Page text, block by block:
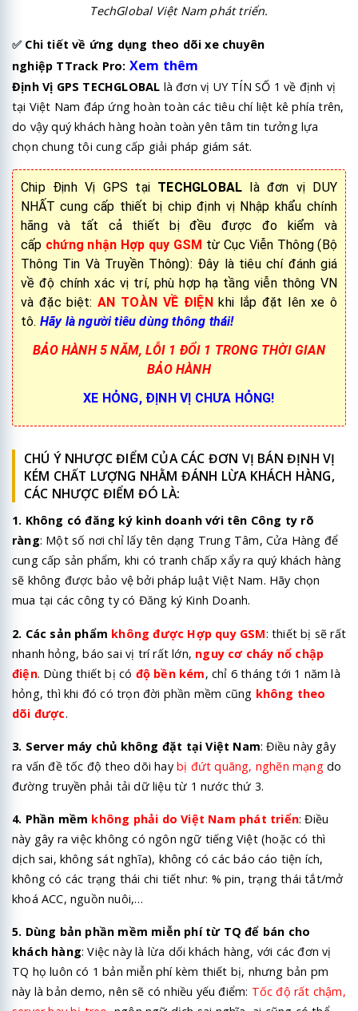
TechGlobal Việt Nam phát triển.
✅ Chi tiết về ứng dụng theo dõi xe chuyên
nghiệp TTrack Pro: Xem thêm
Định Vị GPS TECHGLOBAL là đơn vị UY TÍN SỐ 1 về định vị
tại Việt Nam đáp ứng hoàn toàn các tiêu chí liệt kê phía trên,
do vậy quý khách hàng hoàn toàn yên tâm tin tưởng lựa
chọn chung tôi cung cấp giải pháp giám sát.
Chip Định Vị GPS tại TECHGLOBAL là đơn vị DUY
NHẤT cung cấp thiết bị chip định vị Nhập khẩu chính
hãng và tất cả thiết bị đều được đo kiểm và
cấp chứng nhận Hợp quy GSM từ Cục Viễn Thông (Bộ
Thông Tin Và Truyền Thông): Đây là tiêu chí đánh giá
về độ chính xác vị trí, phù hợp hạ tầng viễn thông VN
và đặc biệt:AN TOÀN VỀ ĐIỆNkhi lắp đặt lên xe ô
tô. Hãy là người tiêu dùng thông thái!
BẢO HÀNH 5 NĂM, LỖI 1 ĐỔI 1 TRONG THỜI GIAN
BẢO HÀNH
XE HỎNG, ĐỊNH VỊ CHƯA HỎNG!
CHÚ Ý NHƯỢC ĐIỂM CỦA CÁC ĐƠN VỊ BÁN ĐỊNH VỊ
KÉM CHẤT LƯỢNG NHẰM ĐÁNH LỪA KHÁCH HÀNG,
CÁC NHƯỢC ĐIỂM ĐÓ LÀ:
1. Không có đăng ký kinh doanh với tên Công ty rõ
ràng: Một số nơi chỉ lấy tên dạng Trung Tâm, Cửa Hàng để
cung cấp sản phẩm, khi có tranh chấp xẩy ra quý khách hàng
sẽ không được bảo vệ bởi pháp luật Việt Nam. Hãy chọn
mua tại các công ty có Đăng ký Kinh Doanh.
2. Các sản phẩm không được Hợp quy GSM: thiết bị sẽ rất
nhanh hỏng, báo sai vị trí rất lớn, nguy cơ cháy nổ chập
điện. Dùng thiết bị có độ bền kém, chỉ 6 tháng tới 1 năm là
hỏng, thì khi đó có trọn đời phần mềm cũng không theo
dõi được.
3. Server máy chủ không đặt tại Việt Nam: Điều này gây
ra vấn đề tốc độ theo dõi hay bị đứt quãng, nghẽn mạngdo
đường truyền phải tải dữ liệu từ 1 nước thứ 3.
4. Phần mềm không phải do Việt Nam phát triển: Điều
này gây ra việc không có ngôn ngữ tiếng Việt (hoặc có thì
dịch sai, không sát nghĩa), không có các báo cáo tiện ích,
không có các trạng thái chi tiết như: % pin, trạng thái tắt/mở
khoá ACC, nguồn nuôi,…
5. Dùng bản phần mềm miễn phí từ TQ để bán cho
khách hàng: Việc này là lừa dối khách hàng, với các đơn vị
TQ họ luôn có 1 bản miễn phí kèm thiết bị, nhưng bản pm
này là bản demo, nên sẽ có nhiều yếu điểm: Tốc độ rất chậm,